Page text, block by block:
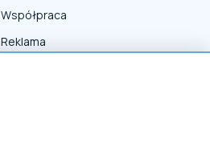
Współpraca
Reklama